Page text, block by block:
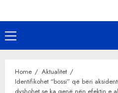
Primary
Menu
Home
Aktualitet
Identifikohet “bossi” që bëri